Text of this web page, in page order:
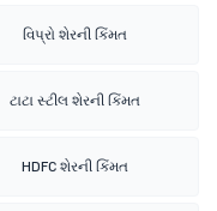
વિપ્રો શેરની કિંમત
ટાટા સ્ટીલ શેરની કિંમત
HDFC શેરની કિંમત